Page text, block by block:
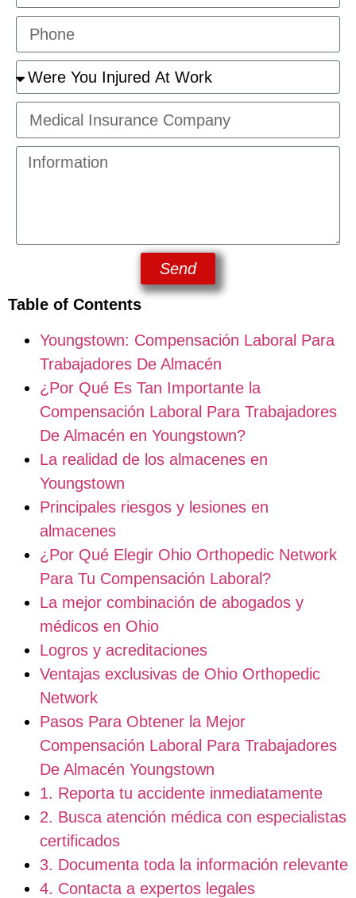
Send
Table of Contents
Youngstown: Compensación Laboral Para
Trabajadores De Almacén
¿Por Qué Es Tan Importante la
Compensación Laboral Para Trabajadores
De Almacén en Youngstown?
La realidad de los almacenes en
Youngstown
Principales riesgos y lesiones en
almacenes
¿Por Qué Elegir Ohio Orthopedic Network
Para Tu Compensación Laboral?
La mejor combinación de abogados y
médicos en Ohio
Logros y acreditaciones
Ventajas exclusivas de Ohio Orthopedic
Network
Pasos Para Obtener la Mejor
Compensación Laboral Para Trabajadores
De Almacén Youngstown
1. Reporta tu accidente inmediatamente
2. Busca atención médica con especialistas
certificados
3. Documenta toda la información relevante
4. Contacta a expertos legales